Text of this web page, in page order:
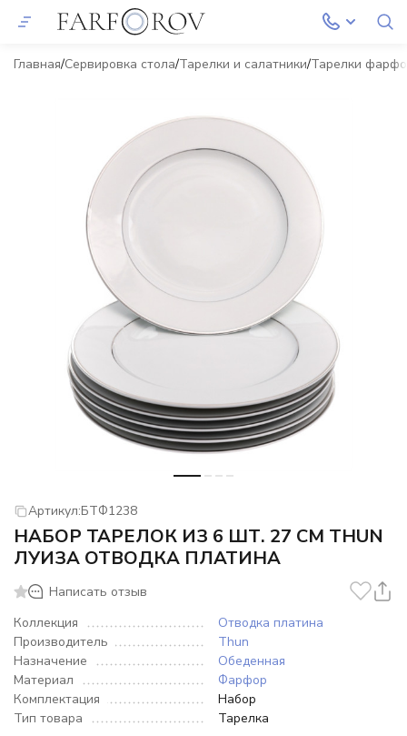
Главная Сервировка стола Тарелки и салатники Тарелки
Артикул:БТФ1238
НАБОР ТАРЕЛОК ИЗ 6 ШТ. 27 СМ THUN
ЛУИЗА ОТВОДКА ПЛАТИНА
Написать отзыв
Коллекция
Отводка платина
Производитель
Thun
Назначение
Обеденная
Материал
Фарфор
Комплектация
Набор
Тип товара
Тарелка